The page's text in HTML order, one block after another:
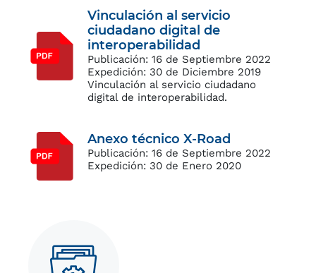
Vinculación al servicio
ciudadano digital de
interoperabilidad
Publicación: 16 de Septiembre 2022
Expedición: 30 de Diciembre 2019
Vinculación al servicio ciudadano
digital de interoperabilidad.
Anexo técnico X-Road
Publicación: 16 de Septiembre 2022
Expedición: 30 de Enero 2020